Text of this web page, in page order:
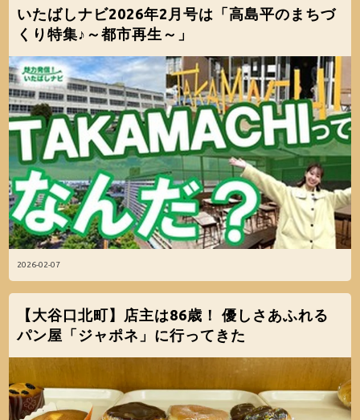
2026-02-07
いたばしナビ2026年2月号は「高島平のまちづ
くり特集♪～都市再生～」
【大谷口北町】店主は86歳！ 優しさあふれる
パン屋「ジャポネ」に行ってきた